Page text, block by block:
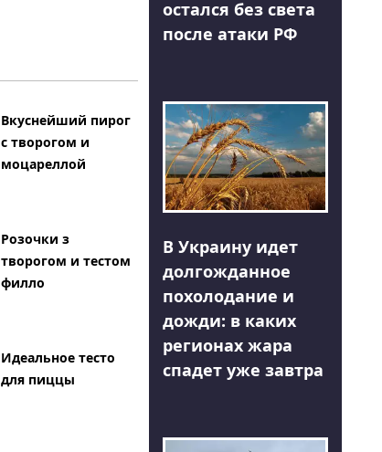
Вкуснейший пирог
с творогом и
моцареллой
Розочки з
творогом и тестом
филло
Идеальное тесто
для пиццы
остался без света
после атаки РФ
В Украину идет
долгожданное
похолодание и
дожди: в каких
регионах жара
спадет уже завтра